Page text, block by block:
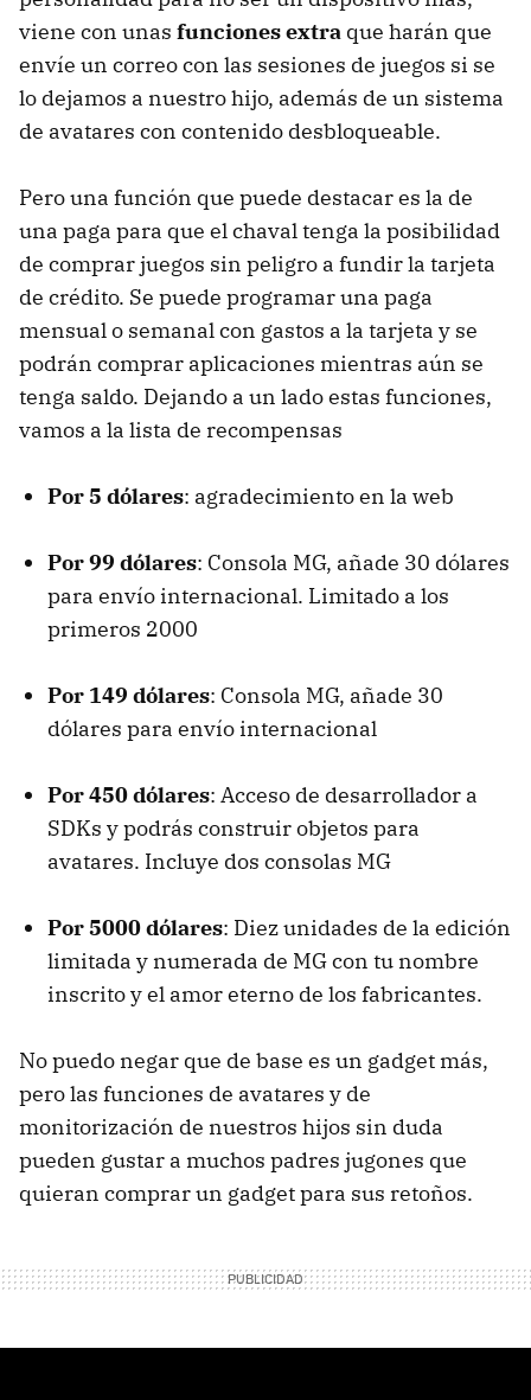
viene con unas funciones extra que harán que
envíe un correo con las sesiones de juegos si se
lo dejamos a nuestro hijo, además de un sistema
de avatares con contenido desbloqueable.
Pero una función que puede destacar es la de
una paga para que el chaval tenga la posibilidad
de comprar juegos sin peligro a fundir la tarjeta
de crédito. Se puede programar una paga
mensual o semanal con gastos a la tarjeta y se
podrán comprar aplicaciones mientras aún se
tenga saldo. Dejando a un lado estas funciones,
vamos a la lista de recompensas
Por 5 dólares: agradecimiento en la web
Por 99 dólares: Consola MG, añade 30 dólares
para envío internacional. Limitado a los
primeros 2000
Por 149 dólares: Consola MG, añade 30
dólares para envío internacional
Por 450 dólares: Acceso de desarrollador a
SDKs y podrás construir objetos para
avatares. Incluye dos consolas MG
Por 5000 dólares: Diez unidades de la edición
limitada y numerada de MG con tu nombre
inscrito y el amor eterno de los fabricantes.
No puedo negar que de base es un gadget más,
pero las funciones de avatares y de
monitorización de nuestros hijos sin duda
pueden gustar a muchos padres jugones que
quieran comprar un gadget para sus retoños.